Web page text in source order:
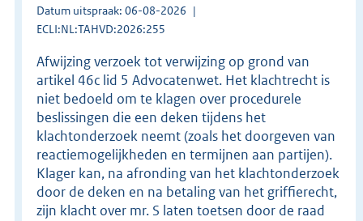
Datum uitspraak: 06-08-2026
ECLI:NL:TAHVD:2026:255
Afwijzing verzoek tot verwijzing op grond van
artikel 46c lid 5 Advocatenwet. Het klachtrecht is
niet bedoeld om te klagen over procedurele
beslissingen die een deken tijdens het
klachtonderzoek neemt (zoals het doorgeven van
reactiemogelijkheden en termijnen aan partijen).
Klager kan, na afronding van het klachtonderzoek
door de deken en na betaling van het griffierecht,
zijn klacht over mr. S laten toetsen door de raad